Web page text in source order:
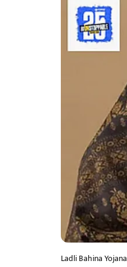
Ladli Bahina Yojana